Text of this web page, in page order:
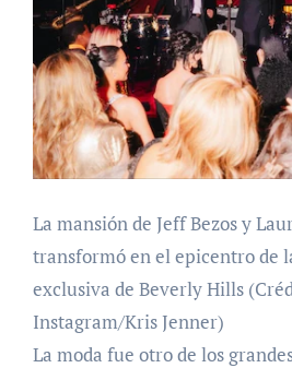
La mansión de Jeff Bezos y
transformó en el epicentro de
exclusiva de Beverly Hills
Instagram/Kris Jenner)
La moda fue otro de los